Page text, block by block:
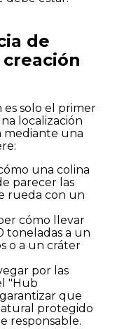
de
es solo el primer
localización
mediante una
una colina
parecer las
rueda con un
cómo llevar
toneladas a un
o a un cráter
por las
"Hub
que
protegido
responsable.